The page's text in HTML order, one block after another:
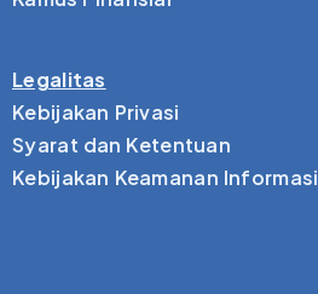
Legalitas
Kebijakan Privasi
Syarat dan Ketentuan
Kebijakan Keamanan Informasi